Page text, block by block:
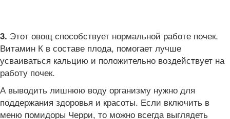
3. Этот овощ способствует нормальной работе почек.
Витамин К в составе плода, помогает лучше
усваиваться кальцию и положительно воздействует на
работу почек.
А выводить лишнюю воду организму нужно для
поддержания здоровья и красоты. Если включить в
меню помидоры Черри, то можно всегда выглядеть